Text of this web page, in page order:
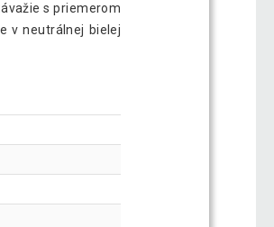
s priemerom
v neutrálnej bielej